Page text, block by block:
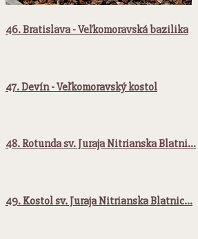
46. Bratislava - Veľkomoravská bazilika
47. Devín - Veľkomoravský kostol
48. Rotunda sv. Juraja Nitrianska Blatni…
49. Kostol sv. Juraja Nitrianska Blatnic…